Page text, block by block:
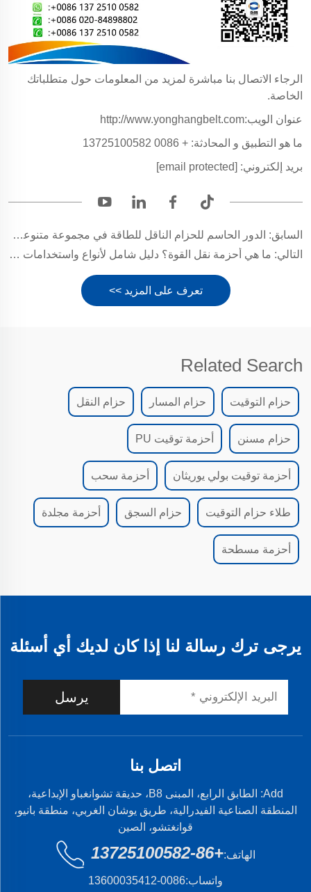
الرجاء الاتصال بنا مباشرة لمزيد من المعلومات حول متطلباتك
الخاصة.
عنوان الويب:http://www.yonghangbelt.com
ما هو التطبيق و المحادثة: + 0086 13725100582
بريد إلكتروني: [email protected]
السابق: الدور الحاسم للحزام الناقل للطاقة في مجموعة متنوعة من الصناعات
التالي: ما هي أحزمة نقل القوة؟ دليل شامل لأنواع واستخدامات أحزمة نقل القوة
تعرف على المزيد >>
Related Search
حزام التوقيت حزام المسار حزام النقل
حزام مسنن أحزمة توقيت PU
أحزمة توقيت بولي يوريثان أحزمة سحب
طلاء حزام التوقيت حزام السجق أحزمة مجلدة
أحزمة مسطحة
يرجى ترك رسالة لنا إذا كان لديك أي أسئلة
يرسل
اتصل بنا
Add: الطابق الرابع، المبنى B8، حديقة تشوانغباو الإبداعية،
المنطقة الصناعية الفيدرالية، طريق يوشان الغربي، منطقة بانيو،
قوانغتشو، الصين
الهاتف:+86-13725100582
واتساب:0086-13600035412